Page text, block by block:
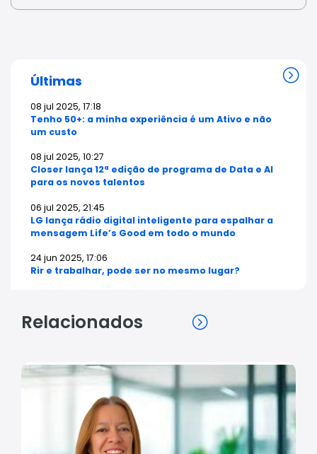
Últimas
08 jul 2025, 17:18
Tenho 50+: a minha experiência é um Ativo e não
um custo
08 jul 2025, 10:27
Closer lança 12ª edição de programa de Data e AI
para os novos talentos
06 jul 2025, 21:45
LG lança rádio digital inteligente para espalhar a
mensagem Life’s Good em todo o mundo
24 jun 2025, 17:06
Rir e trabalhar, pode ser no mesmo lugar?
Relacionados